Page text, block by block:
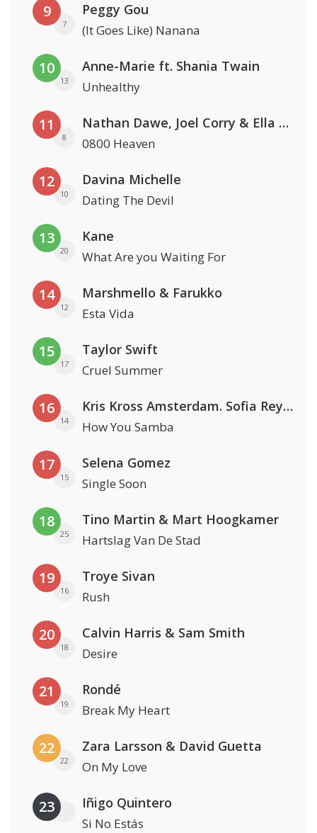
9
7
Peggy Gou
(It Goes Like) Nanana
10
13
Anne-Marie ft. Shania Twain
Unhealthy
11
8
Nathan Dawe, Joel Corry & Ella Henderson
0800 Heaven
12
10
Davina Michelle
Dating The Devil
13
20
Kane
What Are you Waiting For
14
12
Marshmello & Farukko
Esta Vida
15
17
Taylor Swift
Cruel Summer
16
14
Kris Kross Amsterdam. Sofia Reyes & Tinie Tempah
How You Samba
17
15
Selena Gomez
Single Soon
18
25
Tino Martin & Mart Hoogkamer
Hartslag Van De Stad
19
16
Troye Sivan
Rush
20
18
Calvin Harris & Sam Smith
Desire
21
19
Rondé
Break My Heart
22
22
Zara Larsson & David Guetta
On My Love
23 Iñigo Quintero
Si No Estás